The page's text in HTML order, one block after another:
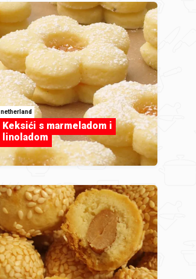
netherland
Keksići s marmeladom i
linoladom